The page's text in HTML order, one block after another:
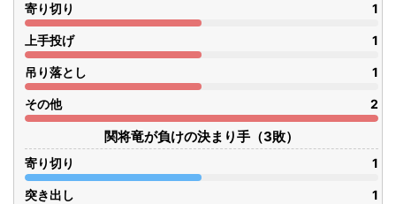
寄り切り 1
上手投げ 1
吊り落とし 1
その他 2
関将竜が負けの決まり手（3敗）
寄り切り 1
突き出し 1